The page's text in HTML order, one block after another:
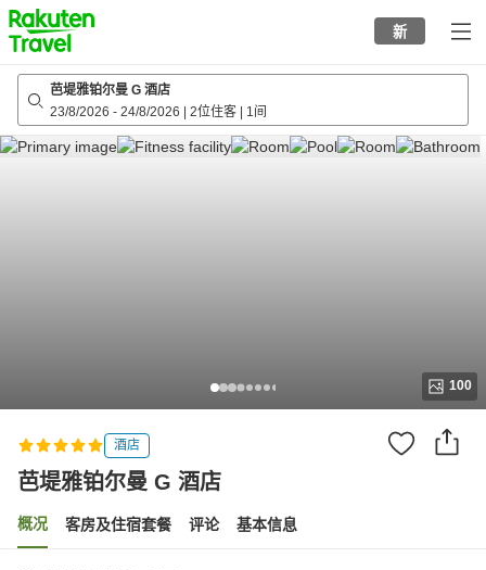
to
top
page
新
芭堤雅铂尔曼 G 酒店
23/8/2026 - 24/8/2026 2位住客 1间
100
酒店
芭堤雅铂尔曼 G 酒店
概况 客房及住宿套餐 评论 基本信息